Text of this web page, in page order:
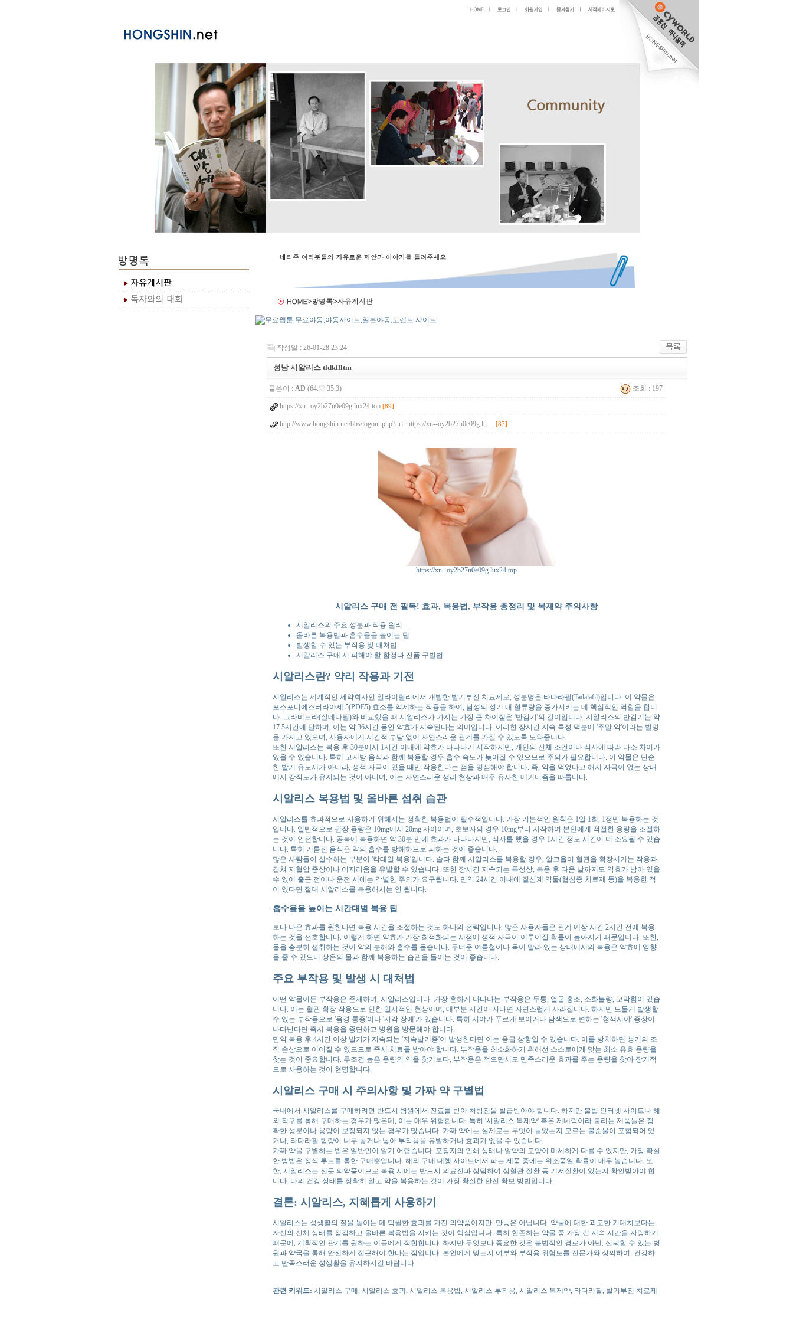
작성일 : 26-01-28 23:24
성남 시알리스 tldkffltm
글쓴이 : AD (64.♡.35.3) 조회 : 197
https://xn--oy2b27n0e09g.lux24.top [89]
http://www.hongshin.net/bbs/logout.php?url=https://xn--oy2b27n0e09g.lu… [87]
https://xn--oy2b27n0e09g.lux24.top
시알리스 구매 전 필독! 효과, 복용법, 부작용 총정리 및 복제약 주의사항
시알리스의 주요 성분과 작용 원리
올바른 복용법과 흡수율을 높이는 팁
발생할 수 있는 부작용 및 대처법
시알리스 구매 시 피해야 할 함정과 진품 구별법
시알리스란? 약리 작용과 기전
시알리스는 세계적인 제약회사인 일라이릴리에서 개발한 발기부전 치료제로, 성분명은 타다라필(Tadalafil)입니다. 이 약물은
포스포디에스터라아제 5(PDE5) 효소를 억제하는 작용을 하여, 남성의 성기 내 혈류량을 증가시키는 데 핵심적인 역할을 합니
다. 그라비트라(실데나필)와 비교했을 때 시알리스가 가지는 가장 큰 차이점은 '반감기'의 길이입니다. 시알리스의 반감기는 약
17.5시간에 달하며, 이는 약 36시간 동안 약효가 지속된다는 의미입니다. 이러한 장시간 지속 특성 덕분에 '주말 약'이라는 별명
을 가지고 있으며, 사용자에게 시간적 부담 없이 자연스러운 관계를 가질 수 있도록 도와줍니다.
또한 시알리스는 복용 후 30분에서 1시간 이내에 약효가 나타나기 시작하지만, 개인의 신체 조건이나 식사에 따라 다소 차이가
있을 수 있습니다. 특히 고지방 음식과 함께 복용할 경우 흡수 속도가 늦어질 수 있으므로 주의가 필요합니다. 이 약물은 단순
한 발기 유도제가 아니라, 성적 자극이 있을 때만 작용한다는 점을 명심해야 합니다. 즉, 약을 먹었다고 해서 자극이 없는 상태
에서 강직도가 유지되는 것이 아니며, 이는 자연스러운 생리 현상과 매우 유사한 메커니즘을 따릅니다.
시알리스 복용법 및 올바른 섭취 습관
시알리스를 효과적으로 사용하기 위해서는 정확한 복용법이 필수적입니다. 가장 기본적인 원칙은 1일 1회, 1정만 복용하는 것
입니다. 일반적으로 권장 용량은 10mg에서 20mg 사이이며, 초보자의 경우 10mg부터 시작하여 본인에게 적절한 용량을 조절하
는 것이 안전합니다. 공복에 복용하면 약 30분 만에 효과가 나타나지만, 식사를 했을 경우 1시간 정도 시간이 더 소요될 수 있습
니다. 특히 기름진 음식은 약의 흡수를 방해하므로 피하는 것이 좋습니다.
많은 사람들이 실수하는 부분이 '칵테일 복용'입니다. 술과 함께 시알리스를 복용할 경우, 알코올이 혈관을 확장시키는 작용과
겹쳐 저혈압 증상이나 어지러움을 유발할 수 있습니다. 또한 장시간 지속되는 특성상, 복용 후 다음 날까지도 약효가 남아 있을
수 있어 출근 전이나 운전 시에는 각별한 주의가 요구됩니다. 만약 24시간 이내에 질산계 약물(협심증 치료제 등)을 복용한 적
이 있다면 절대 시알리스를 복용해서는 안 됩니다.
흡수율을 높이는 시간대별 복용 팁
보다 나은 효과를 원한다면 복용 시간을 조절하는 것도 하나의 전략입니다. 많은 사용자들은 관계 예상 시간 2시간 전에 복용
하는 것을 선호합니다. 이렇게 하면 약효가 가장 최적화되는 시점에 성적 자극이 이루어질 확률이 높아지기 때문입니다. 또한,
물을 충분히 섭취하는 것이 약의 분해와 흡수를 돕습니다. 무더운 여름철이나 목이 말라 있는 상태에서의 복용은 약효에 영향
을 줄 수 있으니 상온의 물과 함께 복용하는 습관을 들이는 것이 좋습니다.
주요 부작용 및 발생 시 대처법
어떤 약물이든 부작용은 존재하며, 시알리스입니다. 가장 흔하게 나타나는 부작용은 두통, 얼굴 홍조, 소화불량, 코막힘이 있습
니다. 이는 혈관 확장 작용으로 인한 일시적인 현상이며, 대부분 시간이 지나면 자연스럽게 사라집니다. 하지만 드물게 발생할
수 있는 부작용으로 '음경 통증'이나 '시각 장애'가 있습니다. 특히 시야가 푸르게 보이거나 남색으로 변하는 '청색시야' 증상이
나타난다면 즉시 복용을 중단하고 병원을 방문해야 합니다.
만약 복용 후 4시간 이상 발기가 지속되는 '지속발기증'이 발생한다면 이는 응급 상황일 수 있습니다. 이를 방치하면 성기의 조
직 손상으로 이어질 수 있으므로 즉시 치료를 받아야 합니다. 부작용을 최소화하기 위해선 스스로에게 맞는 최소 유효 용량을
찾는 것이 중요합니다. 무조건 높은 용량의 약을 찾기보다, 부작용은 적으면서도 만족스러운 효과를 주는 용량을 찾아 장기적
으로 사용하는 것이 현명합니다.
시알리스 구매 시 주의사항 및 가짜 약 구별법
국내에서 시알리스를 구매하려면 반드시 병원에서 진료를 받아 처방전을 발급받아야 합니다. 하지만 불법 인터넷 사이트나 해
외 직구를 통해 구매하는 경우가 많은데, 이는 매우 위험합니다. 특히 '시알리스 복제약' 혹은 제네릭이라 불리는 제품들은 정
확한 성분이나 용량이 보장되지 않는 경우가 많습니다. 가짜 약에는 실제로는 무엇이 들었는지 모르는 불순물이 포함되어 있
거나, 타다라필 함량이 너무 높거나 낮아 부작용을 유발하거나 효과가 없을 수 있습니다.
가짜 약을 구별하는 법은 일반인이 알기 어렵습니다. 포장지의 인쇄 상태나 알약의 모양이 미세하게 다를 수 있지만, 가장 확실
한 방법은 정식 루트를 통한 구매뿐입니다. 해외 구매 대행 사이트에서 파는 제품 중에는 위조품일 확률이 매우 높습니다. 또
한, 시알리스는 전문 의약품이므로 복용 시에는 반드시 의료진과 상담하여 심혈관 질환 등 기저질환이 있는지 확인받아야 합
니다. 나의 건강 상태를 정확히 알고 약을 복용하는 것이 가장 확실한 안전 확보 방법입니다.
결론: 시알리스, 지혜롭게 사용하기
시알리스는 성생활의 질을 높이는 데 탁월한 효과를 가진 의약품이지만, 만능은 아닙니다. 약물에 대한 과도한 기대치보다는,
자신의 신체 상태를 점검하고 올바른 복용법을 지키는 것이 핵심입니다. 특히 현존하는 약물 중 가장 긴 지속 시간을 자랑하기
때문에, 계획적인 관계를 원하는 이들에게 적합합니다. 하지만 무엇보다 중요한 것은 불법적인 경로가 아닌, 신뢰할 수 있는 병
원과 약국을 통해 안전하게 접근해야 한다는 점입니다. 본인에게 맞는지 여부와 부작용 위험도를 전문가와 상의하여, 건강하
고 만족스러운 성생활을 유지하시길 바랍니다.
관련 키워드: 시알리스 구매, 시알리스 효과, 시알리스 복용법, 시알리스 부작용, 시알리스 복제약, 타다라필, 발기부전 치료제